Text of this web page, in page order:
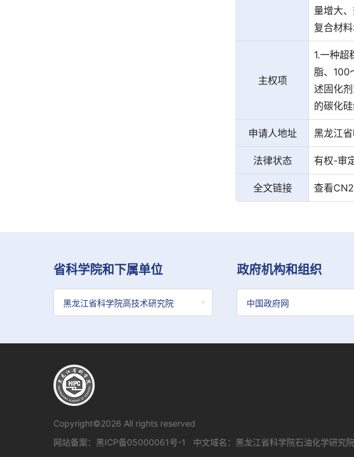
量增大
复合材料
主权项
1.一种
脂、100
述固化
的碳化硅
申请人地址 黑龙江
法律状态 有权-审
全文链接 查看
省科学院和下属单位 政府机构和组织
Copyright©2026 All rights reserved
网站备案： 黑ICP备05000061号-1 中文域名：黑龙江省科学院石油化学研究